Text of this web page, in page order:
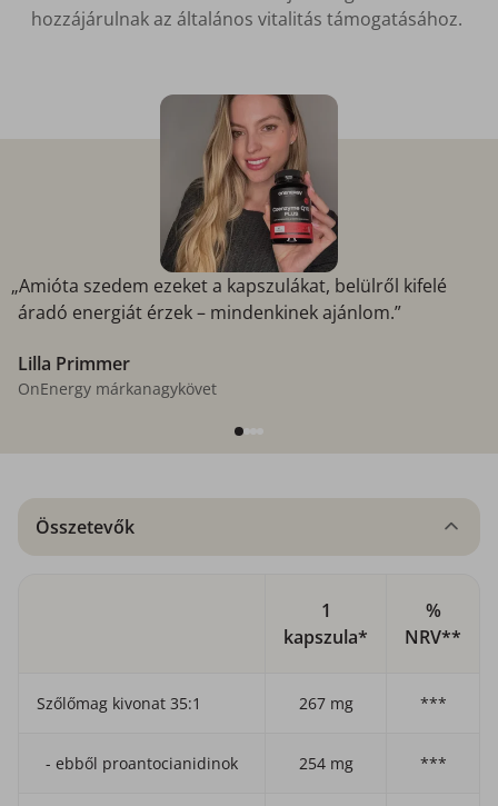
hozzájárulnak az általános vitalitás támogatásához.
„Amióta szedem ezeket a kapszulákat, belülről kifelé
áradó energiát érzek – mindenkinek ajánlom.”
Lilla Primmer
OnEnergy márkanagykövet
Összetevők
1
kapszula*
%
NRV**
Szőlőmag kivonat 35:1 267 mg ***
- ebből proantocianidinok 254 mg ***